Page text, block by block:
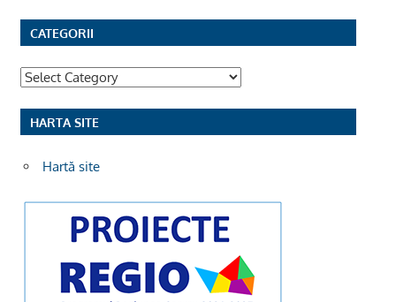
CATEGORII
Categorii
HARTA SITE
Hartă site